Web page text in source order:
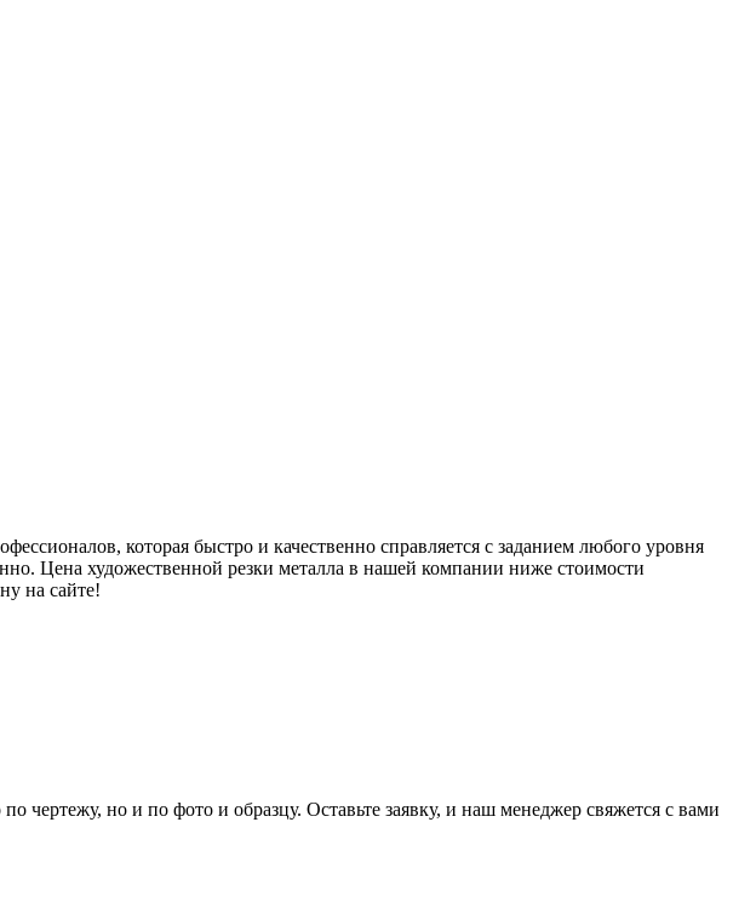
которая быстро и качественно справляется с заданием любого уровня
Цена художественной резки металла в нашей компании ниже стоимости
на сайте!
чертежу, но и по фото и образцу. Оставьте заявку, и наш менеджер свяжется с вами